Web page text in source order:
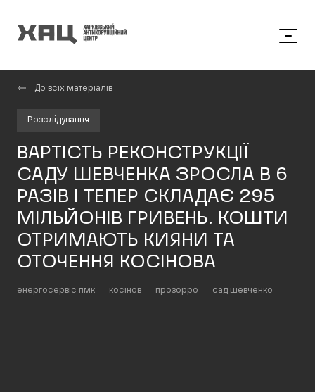
До всіх матеріалів
Розслідування
ВАРТІСТЬ РЕКОНСТРУКЦІЇ
САДУ ШЕВЧЕНКА ЗРОСЛА В 6
РАЗІВ І ТЕПЕР СКЛАДАЄ 295
МІЛЬЙОНІВ ГРИВЕНЬ. КОШТИ
ОТРИМАЮТЬ КИЯНИ ТА
ОТОЧЕННЯ КОСІНОВА
енергосервіс пмк косінов прозорро сад шевченко